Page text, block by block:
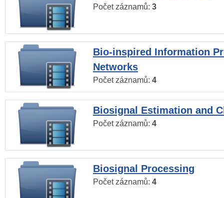
Počet záznamů: 3
Bio-inspired Information
Networks
Počet záznamů: 4
Biosignal Estimation and
Počet záznamů: 4
Biosignal Processing
Počet záznamů: 4